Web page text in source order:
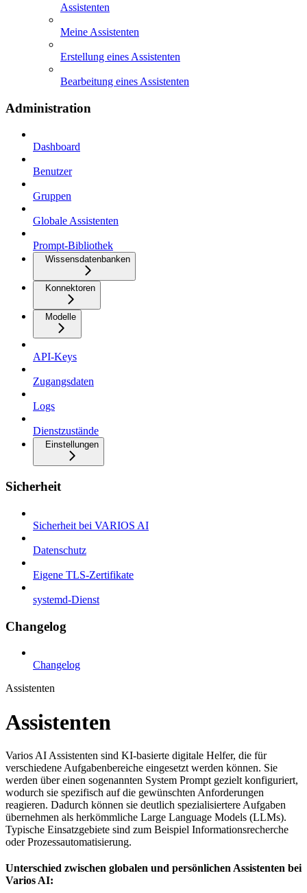
Assistenten
Meine Assistenten
Erstellung eines Assistenten
Bearbeitung eines Assistenten
Administration
Dashboard
Benutzer
Gruppen
Globale Assistenten
Prompt-Bibliothek
Wissensdatenbanken
Konnektoren
Modelle
API-Keys
Zugangsdaten
Logs
Dienstzustände
Einstellungen
Sicherheit
Sicherheit bei VARIOS AI
Datenschutz
Eigene TLS-Zertifikate
systemd-Dienst
Changelog
Changelog
Assistenten
Assistenten
Varios AI Assistenten sind KI-basierte digitale Helfer, die für
verschiedene Aufgabenbereiche eingesetzt werden können. Sie
werden über einen sogenannten System Prompt gezielt konfiguriert,
wodurch sie spezifisch auf die gewünschten Anforderungen
reagieren. Dadurch können sie deutlich spezialisiertere Aufgaben
übernehmen als herkömmliche Large Language Models (LLMs).
Typische Einsatzgebiete sind zum Beispiel Informationsrecherche
oder Prozessautomatisierung.
Unterschied zwischen globalen und persönlichen Assistenten bei
Varios AI: